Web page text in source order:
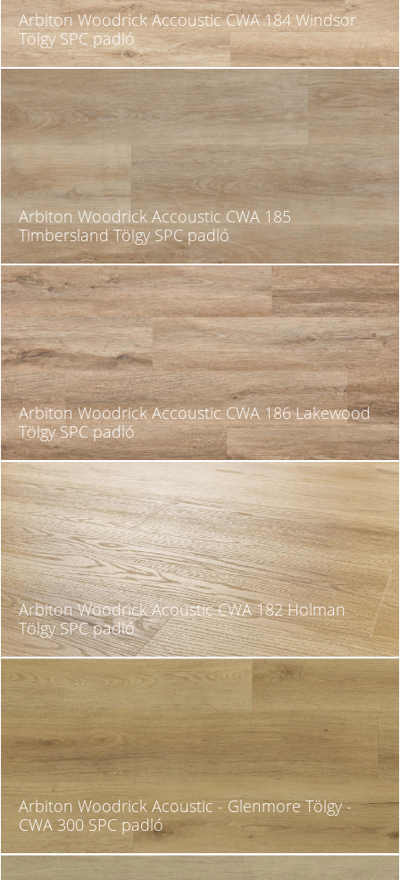
Arbiton Woodrick Accoustic CWA 184 Windsor
Tölgy SPC padló
Arbiton Woodrick Accoustic CWA 185
Timbersland Tölgy SPC padló
Arbiton Woodrick Accoustic CWA 186 Lakewood
Tölgy SPC padló
Arbiton Woodrick Acoustic CWA 182 Holman
Tölgy SPC padló
Arbiton Woodrick Acoustic - Glenmore Tölgy -
CWA 300 SPC padló